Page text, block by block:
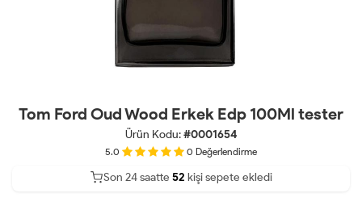
Tom Ford Oud Wood Erkek Edp 100Ml tester
Ürün Kodu:#0001654
5.0 0 Değerlendirme
24
Son 24 saatte 52 kişi sepete ekledi
13